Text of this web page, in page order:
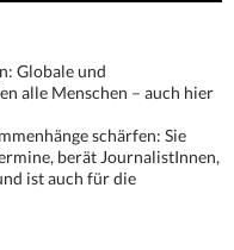
Globale und
alle Menschen – auch hier
schärfen: Sie
berät JournalistInnen,
ist auch für die